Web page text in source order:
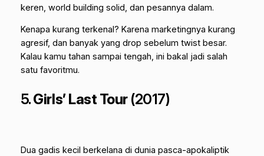
keren, world building solid, dan pesannya dalam.
Kenapa kurang terkenal? Karena marketingnya kurang
agresif, dan banyak yang drop sebelum twist besar.
Kalau kamu tahan sampai tengah, ini bakal jadi salah
satu favoritmu.
5.Girls’ Last Tour(2017)
Dua gadis kecil berkelana di dunia pasca-apokaliptik